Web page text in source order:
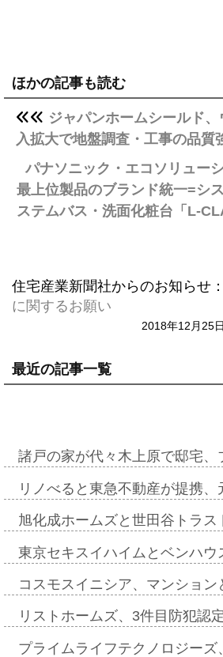
ほかの記事も読む
ジャパンホームシールド
入拡大で地盤調査・工事の品質
パナソニック・エコソリュー
最上位製品のブランド統一=シ
ステムバス・洗面化粧台「L-
住宅産業新聞社からのお知らせ：
に関するお願い
2018年12月25
最近の記事一覧
諸戸の家が代々木上原で邸宅
リノべると東急不動産が提携
旭化成ホームズと世田谷トラ
東京セキスイハイムとベンハ
コスモスイニシア、マンショ
リストホームズ、3件目防犯認
プライムライフテクノロジー